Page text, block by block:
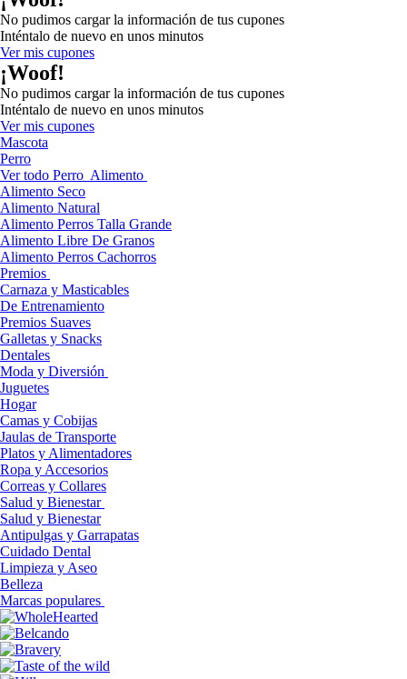
No pudimos cargar la información de tus cupones
Inténtalo de nuevo en unos minutos
Ver mis cupones
¡Woof!
No pudimos cargar la información de tus cupones
Inténtalo de nuevo en unos minutos
Ver mis cupones
Mascota
Perro
Ver todo Perro Alimento
Alimento Seco
Alimento Natural
Alimento Perros Talla Grande
Alimento Libre De Granos
Alimento Perros Cachorros
Premios
Carnaza y Masticables
De Entrenamiento
Premios Suaves
Galletas y Snacks
Dentales
Moda y Diversión
Juguetes
Hogar
Camas y Cobijas
Jaulas de Transporte
Platos y Alimentadores
Ropa y Accesorios
Correas y Collares
Salud y Bienestar
Salud y Bienestar
Antipulgas y Garrapatas
Cuidado Dental
Limpieza y Aseo
Belleza
Marcas populares